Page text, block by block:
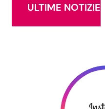
ULTIME NOTIZIE